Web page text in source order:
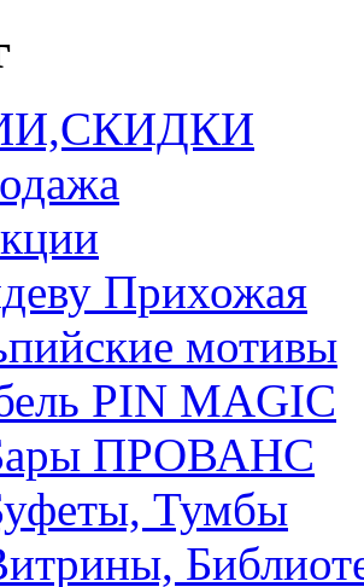
Прихожая
мотивы
PIN MAGIС
ПРОВАНС
Тумбы